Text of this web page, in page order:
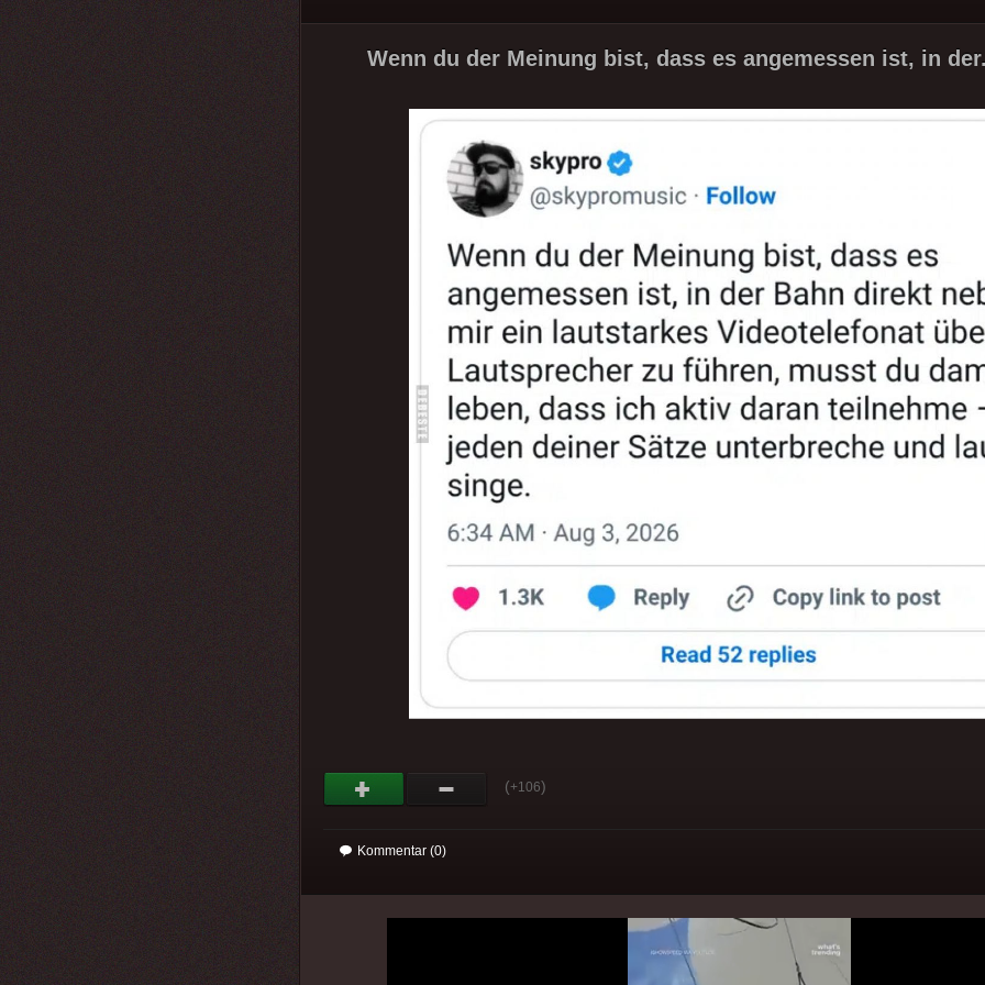
Wenn du der Meinung bist, dass es angemessen ist, in
(+106)
Kommentar (0)